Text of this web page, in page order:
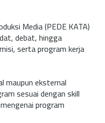
Media (PEDE KATA)
debat, hingga
serta program kerja
maupun eksternal
sesuai dengan skill
program